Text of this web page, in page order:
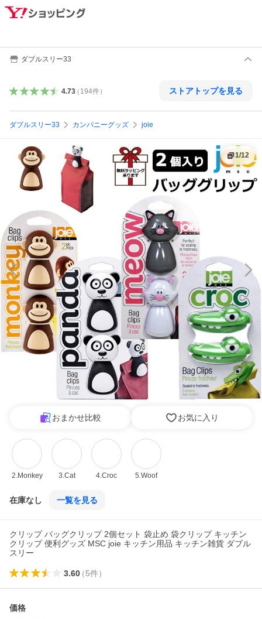
ダブルスリー33
4.73（ 194件） ストアトップを見る
ダブルスリー33 カンパニーグッズ joie
1/12
おまかせ比較 お気に入り
2.Monkey 3.Cat 4.Croc 5.Woof
在庫なし 一覧を見る
クリップ バッグクリップ 2個セット 袋止め 袋クリップ キッチン
クリップ 便利グッズ MSC joie キッチン用品 キッチン雑貨 ダブル
スリー
3.60（5件）
価格